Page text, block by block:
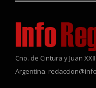
Cno. de Cintura y Juan
Argentina.